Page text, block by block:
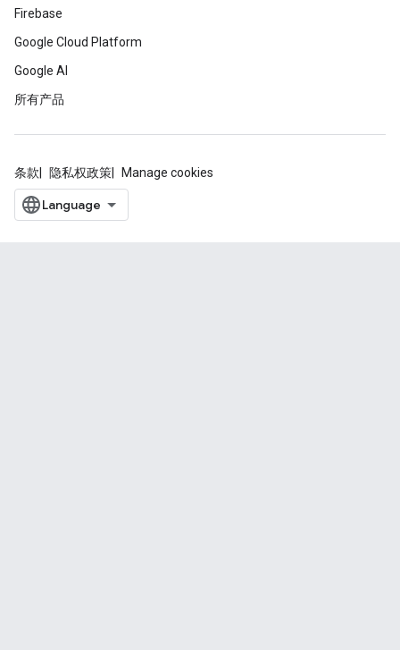
Firebase
Google Cloud Platform
Google AI
所有产品
条款 隐私权政策 Manage cookies